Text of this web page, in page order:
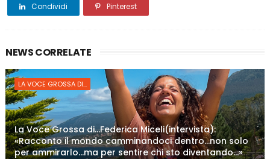
Condividi Pinterest
NEWS CORRELATE
LA VOCE GROSSA DI...
La Voce Grossa di…Federica Miceli(intervista):
«Racconto il mondo camminandoci dentro…non solo
per ammirarlo…ma per sentire chi sto diventando…»